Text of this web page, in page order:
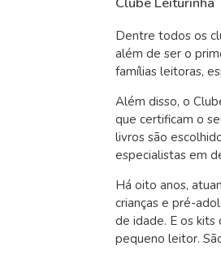
Dentre todos os
além de ser o
famílias leitoras,
Além disso, o
que certificam o
livros são
especialistas em
Há oito anos,
crianças e pré-
de idade. E os kits
pequeno leitor.